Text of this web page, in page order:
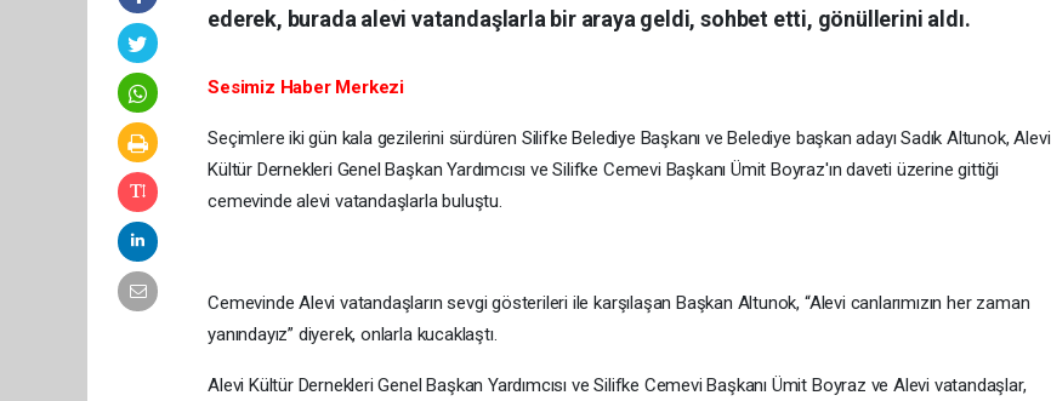
ederek, burada alevi vatandaşlarla bir araya geldi, sohbet etti, gönüllerini aldı.
Sesimiz Haber Merkezi
Seçimlere iki gün kala gezilerini sürdüren Silifke Belediye Başkanı ve Belediye başkan adayı Sadık Altunok, Alevi
Kültür Dernekleri Genel Başkan Yardımcısı ve Silifke Cemevi Başkanı Ümit Boyraz'ın daveti üzerine gittiği
cemevinde alevi vatandaşlarla buluştu.
Cemevinde Alevi vatandaşların sevgi gösterileri ile karşılaşan Başkan Altunok, “Alevi canlarımızın her zaman
yanındayız” diyerek, onlarla kucaklaştı.
Alevi Kültür Dernekleri Genel Başkan Yardımcısı ve Silifke Cemevi Başkanı Ümit Boyraz ve Alevi vatandaşlar,